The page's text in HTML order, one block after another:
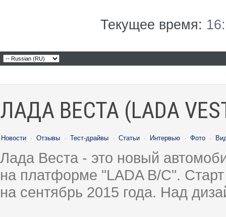
Текущее время:
ЛАДА ВЕСТА (LADA
Новости · Отзывы · Тест-драйвы · Статьи · Интервью · Фото ·
Лада Веста - это новый
на платформе "LADA B/C".
на сентябрь 2015 года. Над